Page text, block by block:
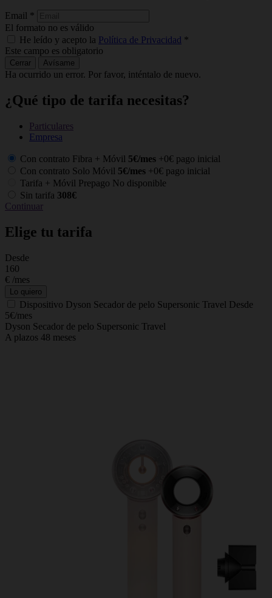
Email *
El formato no es válido
He leído y acepto la Política de Privacidad *
Este campo es obligatorio
Cerrar Avísame
Ha ocurrido un error. Por favor, inténtalo de nuevo.
¿Qué tipo de tarifa necesitas?
Particulares
Empresa
Con contrato Fibra + Móvil 5€/mes +0€ pago inicial
Con contrato Solo Móvil 5€/mes +0€ pago inicial
Tarifa + Móvil Prepago No disponible
Sin tarifa 308€
Continuar
Elige tu tarifa
Desde
160
€ /mes
Lo quiero
Dispositivo Dyson Secador de pelo Supersonic Travel Desde
5€/mes
Dyson Secador de pelo Supersonic Travel
A plazos 48 meses